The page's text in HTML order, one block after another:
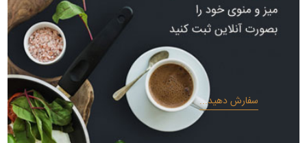
سفارش دهید...